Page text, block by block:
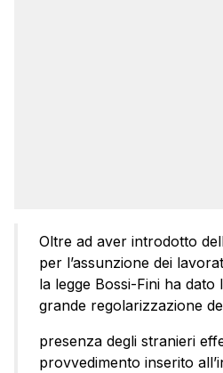
Oltre ad aver introdotto
per l’assunzione dei
la legge Bossi-Fini ha dato
grande regolarizzazione
presenza degli stranieri
provvedimento inserito